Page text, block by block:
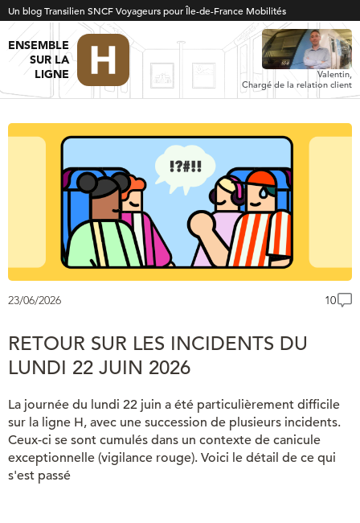
Un blog Transilien SNCF Voyageurs pour Île-de-France Mobilités
ENSEMBLE
SUR LA
LIGNE
Valentin,
Chargé de la relation client
23/06/2026 10
RETOUR SUR LES INCIDENTS DU
LUNDI 22 JUIN 2026
La journée du lundi 22 juin a été particulièrement difficile
sur la ligne H, avec une succession de plusieurs incidents.
Ceux-ci se sont cumulés dans un contexte de canicule
exceptionnelle (vigilance rouge). Voici le détail de ce qui
s'est passé